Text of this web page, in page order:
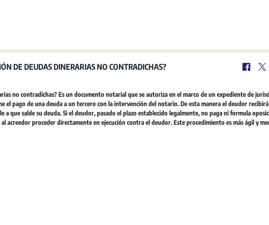
DE DEUDAS DINERARIAS NO CONTRADICHAS?
no contradichas? Es un documento notarial que se autoriza en el marco de un expediente de
el pago de una deuda a un tercero con la intervención del notario. De esta manera el deudor
que salde su deuda. Si el deudor, pasado el plazo establecido legalmente, no paga ni formula
acreedor proceder directamente en ejecución contra el deudor. Este procedimiento es más ágil y